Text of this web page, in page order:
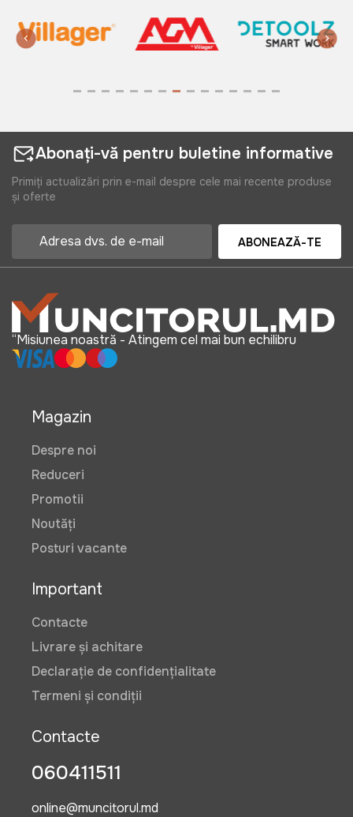
Abonați-vă pentru buletine informative
Primiți actualizări prin e-mail despre cele mai recente produse
și oferte
ABONEAZĂ-TE
“Misiunea noastră - Atingem cel mai bun echilibru
Magazin
Despre noi
Reduceri
Promotii
Noutăți
Posturi vacante
Important
Contacte
Livrare și achitare
Declarație de confidențialitate
Termeni și condiții
Contacte
060411511
online@muncitorul.md